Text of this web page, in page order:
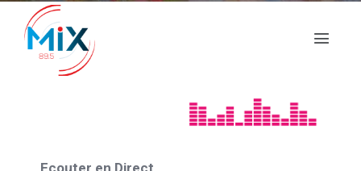
Ecouter en Direct
Festival Georges